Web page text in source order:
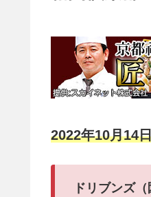
2022年10月14
ドリブンズ